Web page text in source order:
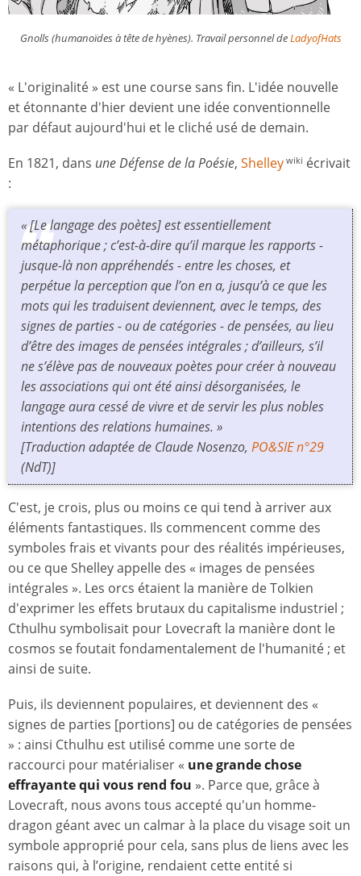
Gnolls (humanoïdes à tête de hyènes). Travail personnel deLadyofHats
« L'originalité » est une course sans fin. L'idée nouvelle
et étonnante d'hier devient une idée conventionnelle
par défaut aujourd'hui et le cliché usé de demain.
En 1821, dans une Défense de la Poésie, Shelley wiki écrivait
:
« [Le langage des poètes] est essentiellement
métaphorique ; c’est-à-dire qu’il marque les rapports -
jusque-là non appréhendés - entre les choses, et
perpétue la perception que l’on en a, jusqu’à ce que les
mots qui les traduisent deviennent, avec le temps, des
signes de parties - ou de catégories - de pensées, au lieu
d’être des images de pensées intégrales ; d’ailleurs, s’il
ne s’élève pas de nouveaux poètes pour créer à nouveau
les associations qui ont été ainsi désorganisées, le
langage aura cessé de vivre et de servir les plus nobles
intentions des relations humaines. »
[Traduction adaptée de Claude Nosenzo, PO&SIE n°29
(NdT)]
C'est, je crois, plus ou moins ce qui tend à arriver aux
éléments fantastiques. Ils commencent comme des
symboles frais et vivants pour des réalités impérieuses,
ou ce que Shelley appelle des « images de pensées
intégrales ». Les orcs étaient la manière de Tolkien
d'exprimer les effets brutaux du capitalisme industriel ;
Cthulhu symbolisait pour Lovecraft la manière dont le
cosmos se foutait fondamentalement de l'humanité ; et
ainsi de suite.
Puis, ils deviennent populaires, et deviennent des «
signes de parties [portions] ou de catégories de pensées
» : ainsi Cthulhu est utilisé comme une sorte de
raccourci pour matérialiser « une grande chose
effrayante qui vous rend fou ». Parce que, grâce à
Lovecraft, nous avons tous accepté qu'un homme-
dragon géant avec un calmar à la place du visage soit un
symbole approprié pour cela, sans plus de liens avec les
raisons qui, à l’origine, rendaient cette entité si